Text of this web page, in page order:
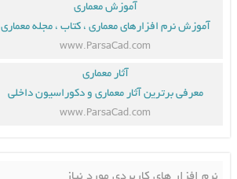
آموزش معماری
آموزش نرم افزارهای معماری ، کتاب ، مجله معماری
www.ParsaCad.com
آثار معماری
معرفی برترین آثار معماری و دکوراسیون داخلی
www.ParsaCad.com